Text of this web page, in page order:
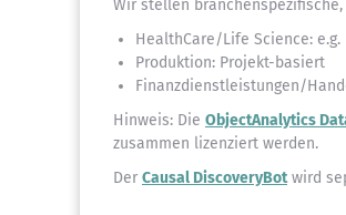
Wir stellen
HealthCare/Life Science:
Produktion: Projekt-basiert
Finanzdienstleistungen/
Hinweis: Die ObjectAnalytics
zusammen lizenziert werden.
Der Causal DiscoveryBotwird